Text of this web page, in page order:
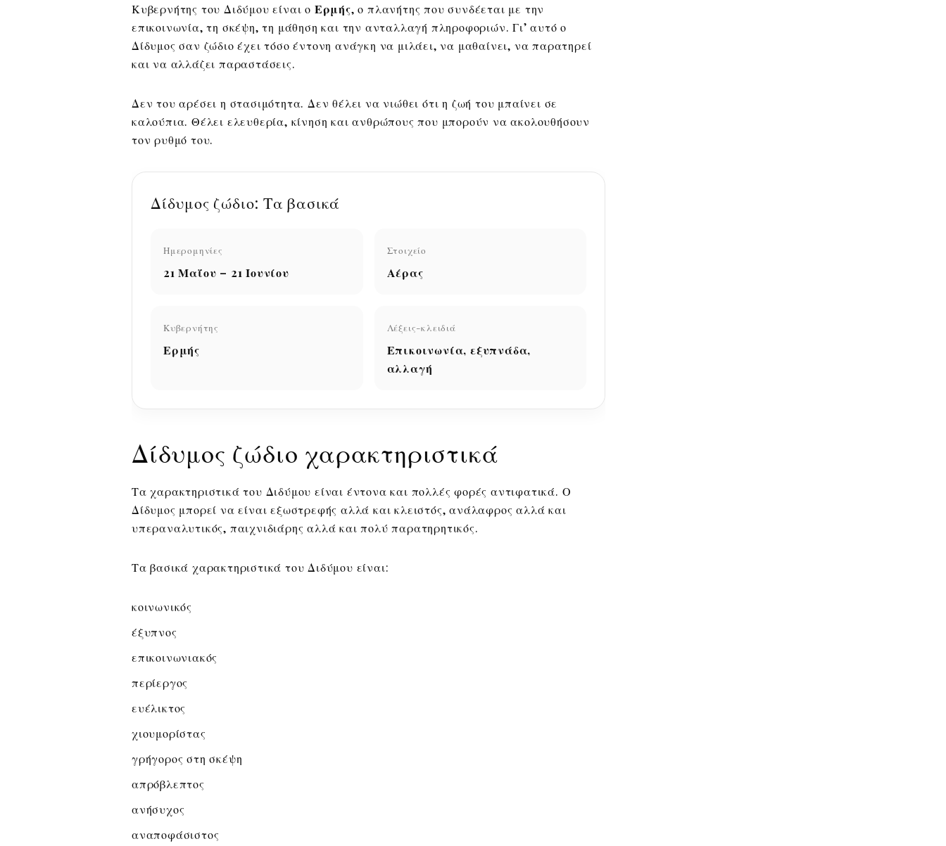
Κυβερνήτης του Διδύμου είναι ο Ερμής, ο πλανήτης που συνδέεται με την
επικοινωνία, τη σκέψη, τη μάθηση και την ανταλλαγή πληροφοριών. Γι’ αυτό ο
Δίδυμος σαν ζώδιο έχει τόσο έντονη ανάγκη να μιλάει, να μαθαίνει, να παρατηρεί
και να αλλάζει παραστάσεις.
Δεν του αρέσει η στασιμότητα. Δεν θέλει να νιώθει ότι η ζωή του μπαίνει σε
καλούπια. Θέλει ελευθερία, κίνηση και ανθρώπους που μπορούν να ακολουθήσουν
τον ρυθμό του.
Δίδυμος ζώδιο: Τα βασικά
Ημερομηνίες
21 Μαΐου – 21 Ιουνίου
Στοιχείο
Αέρας
Κυβερνήτης
Ερμής
Λέξεις-κλειδιά
Επικοινωνία, εξυπνάδα,
αλλαγή
Δίδυμος ζώδιο χαρακτηριστικά
Τα χαρακτηριστικά του Διδύμου είναι έντονα και πολλές φορές αντιφατικά. Ο
Δίδυμος μπορεί να είναι εξωστρεφής αλλά και κλειστός, ανάλαφρος αλλά και
υπεραναλυτικός, παιχνιδιάρης αλλά και πολύ παρατηρητικός.
Τα βασικά χαρακτηριστικά του Διδύμου είναι:
κοινωνικός
έξυπνος
επικοινωνιακός
περίεργος
ευέλικτος
χιουμορίστας
γρήγορος στη σκέψη
απρόβλεπτος
ανήσυχος
αναποφάσιστος